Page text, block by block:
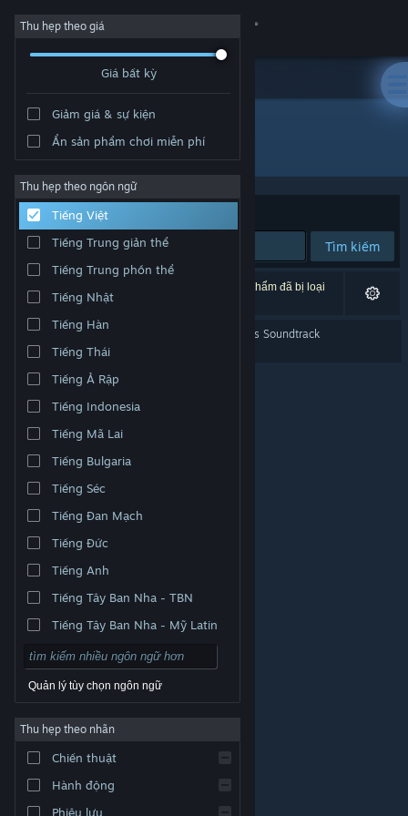
Đăng nhập
Cộng đồng
Thông tin
Hỗ trợ
Thay đổi ngôn ngữ
Cài ứng dụng Steam di động
Xem web cho desktop
thương hiệu là tài sản của chủ sở hữu tương ứng tại
Pháp lý
Hỗ trợ tiếp cận
ký Steam
|Hoàn tiền|
Thu hẹp theo giá
Giá bất kỳ
Giảm giá & sự kiện
Ẩn sản phẩm chơi miễn phí
Thu hẹp theo ngôn ngữ
Tiếng Việt
Tiếng Trung giản thể
Tiếng Trung phồn thể
Tiếng Nhật
Tiếng Hàn
Tiếng Thái
Tiếng Ả Rập
Tiếng Indonesia
Tiếng Mã Lai
Tiếng Bulgaria
Tiếng Séc
Tiếng Đan Mạch
Tiếng Đức
Tiếng Anh
Tiếng Tây Ban Nha - TBN
Tiếng Tây Ban Nha - Mỹ Latin
Quản lý tùy chọn ngôn ngữ
Thu hẹp theo nhãn
Chiến thuật
Hành động
Phiêu lưu
Nhà phát triển: Leenzee
Xếp theo Độ liên quan
Tìm kiếm
1 kết quả phù hợp tìm kiếm của bạn. 4 tựa sản phẩm đã bị loại
trừ dựa trên tùy chỉnh của bạn.
WUCHANG: Fallen Feathers Soundtrack